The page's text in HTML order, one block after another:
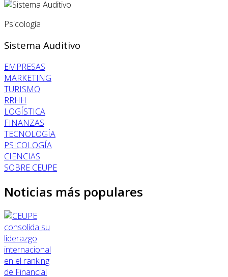
Psicología
Sistema Auditivo
EMPRESAS
MARKETING
TURISMO
RRHH
LOGÍSTICA
FINANZAS
TECNOLOGÍA
PSICOLOGÍA
CIENCIAS
SOBRE CEUPE
Noticias más populares